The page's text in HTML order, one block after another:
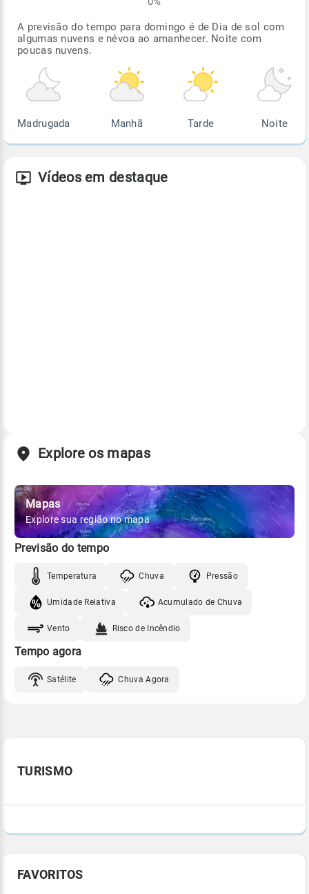
A previsão do tempo para domingo é de Dia de sol com
algumas nuvens e névoa ao amanhecer. Noite com
poucas nuvens.
Madrugada Manhã Tarde Noite
Vídeos em destaque
Explore os mapas
Mapas
Explore sua região no mapa
Previsão do tempo
Temperatura Chuva Pressão
Umidade Relativa Acumulado de Chuva
Vento Risco de Incêndio
Tempo agora
Satélite Chuva Agora
TURISMO
FAVORITOS